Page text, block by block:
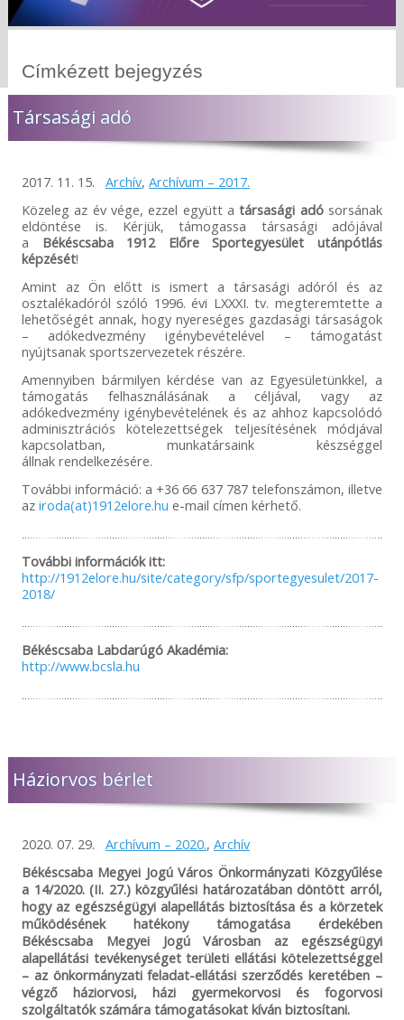
Címkézett bejegyzés
Társasági adó
2017. 11. 15. Archív, Archívum – 2017.
Közeleg az év vége, ezzel együtt atársasági adósorsának
eldöntése is. Kérjük, támogassa társasági adójával
a Békéscsaba 1912 Előre Sportegyesület utánpótlás
képzését!
Amint az Ön előtt is ismert a társasági adóról és az
osztalékadóról szóló 1996. évi LXXXI. tv. megteremtette a
lehetőségét annak, hogy nyereséges gazdasági társaságok
– adókedvezmény igénybevételével – támogatást
nyújtsanak sportszervezetek részére.
Amennyiben bármilyen kérdése van az Egyesületünkkel, a
támogatás felhasználásának a céljával, vagy az
adókedvezmény igénybevételének és az ahhoz kapcsolódó
adminisztrációs kötelezettségek teljesítésének módjával
kapcsolatban, munkatársaink készséggel
állnak rendelkezésére.
További információ: a +36 66 637 787 telefonszámon, illetve
az iroda(at)1912elore.hu e-mail címen kérhető.
További információk itt:
http://1912elore.hu/site/category/sfp/sportegyesulet/2017-
2018/
Békéscsaba Labdarúgó Akadémia:
http://www.bcsla.hu
Háziorvos bérlet
2020. 07. 29. Archívum – 2020., Archív
Békéscsaba Megyei Jogú Város Önkormányzati Közgyűlése
a 14/2020. (II. 27.) közgyűlési határozatában döntött arról,
hogy az egészségügyi alapellátás biztosítása és a körzetek
működésének hatékony támogatása érdekében
Békéscsaba Megyei Jogú Városban az egészségügyi
alapellátási tevékenységet területi ellátási kötelezettséggel
– az önkormányzati feladat-ellátási szerződés keretében –
végző háziorvosi, házi gyermekorvosi és fogorvosi
szolgáltatók számára támogatásokat kíván biztosítani.